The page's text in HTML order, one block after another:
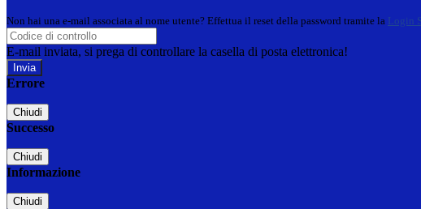
Non hai una e-mail associata al nome utente? Effettua il reset della password tramite la Login
E-mail inviata, si prega di controllare la casella di posta elettronica!
Errore
Chiudi
Successo
Chiudi
Informazione
Chiudi